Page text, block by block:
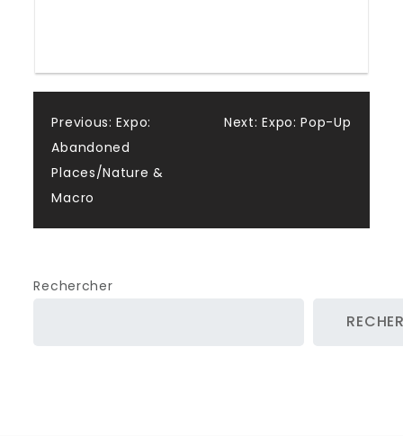
Post
navigation
Previous: Expo:
Abandoned
Places/Nature &
Macro
Next: Expo: Pop-Up
Rechercher